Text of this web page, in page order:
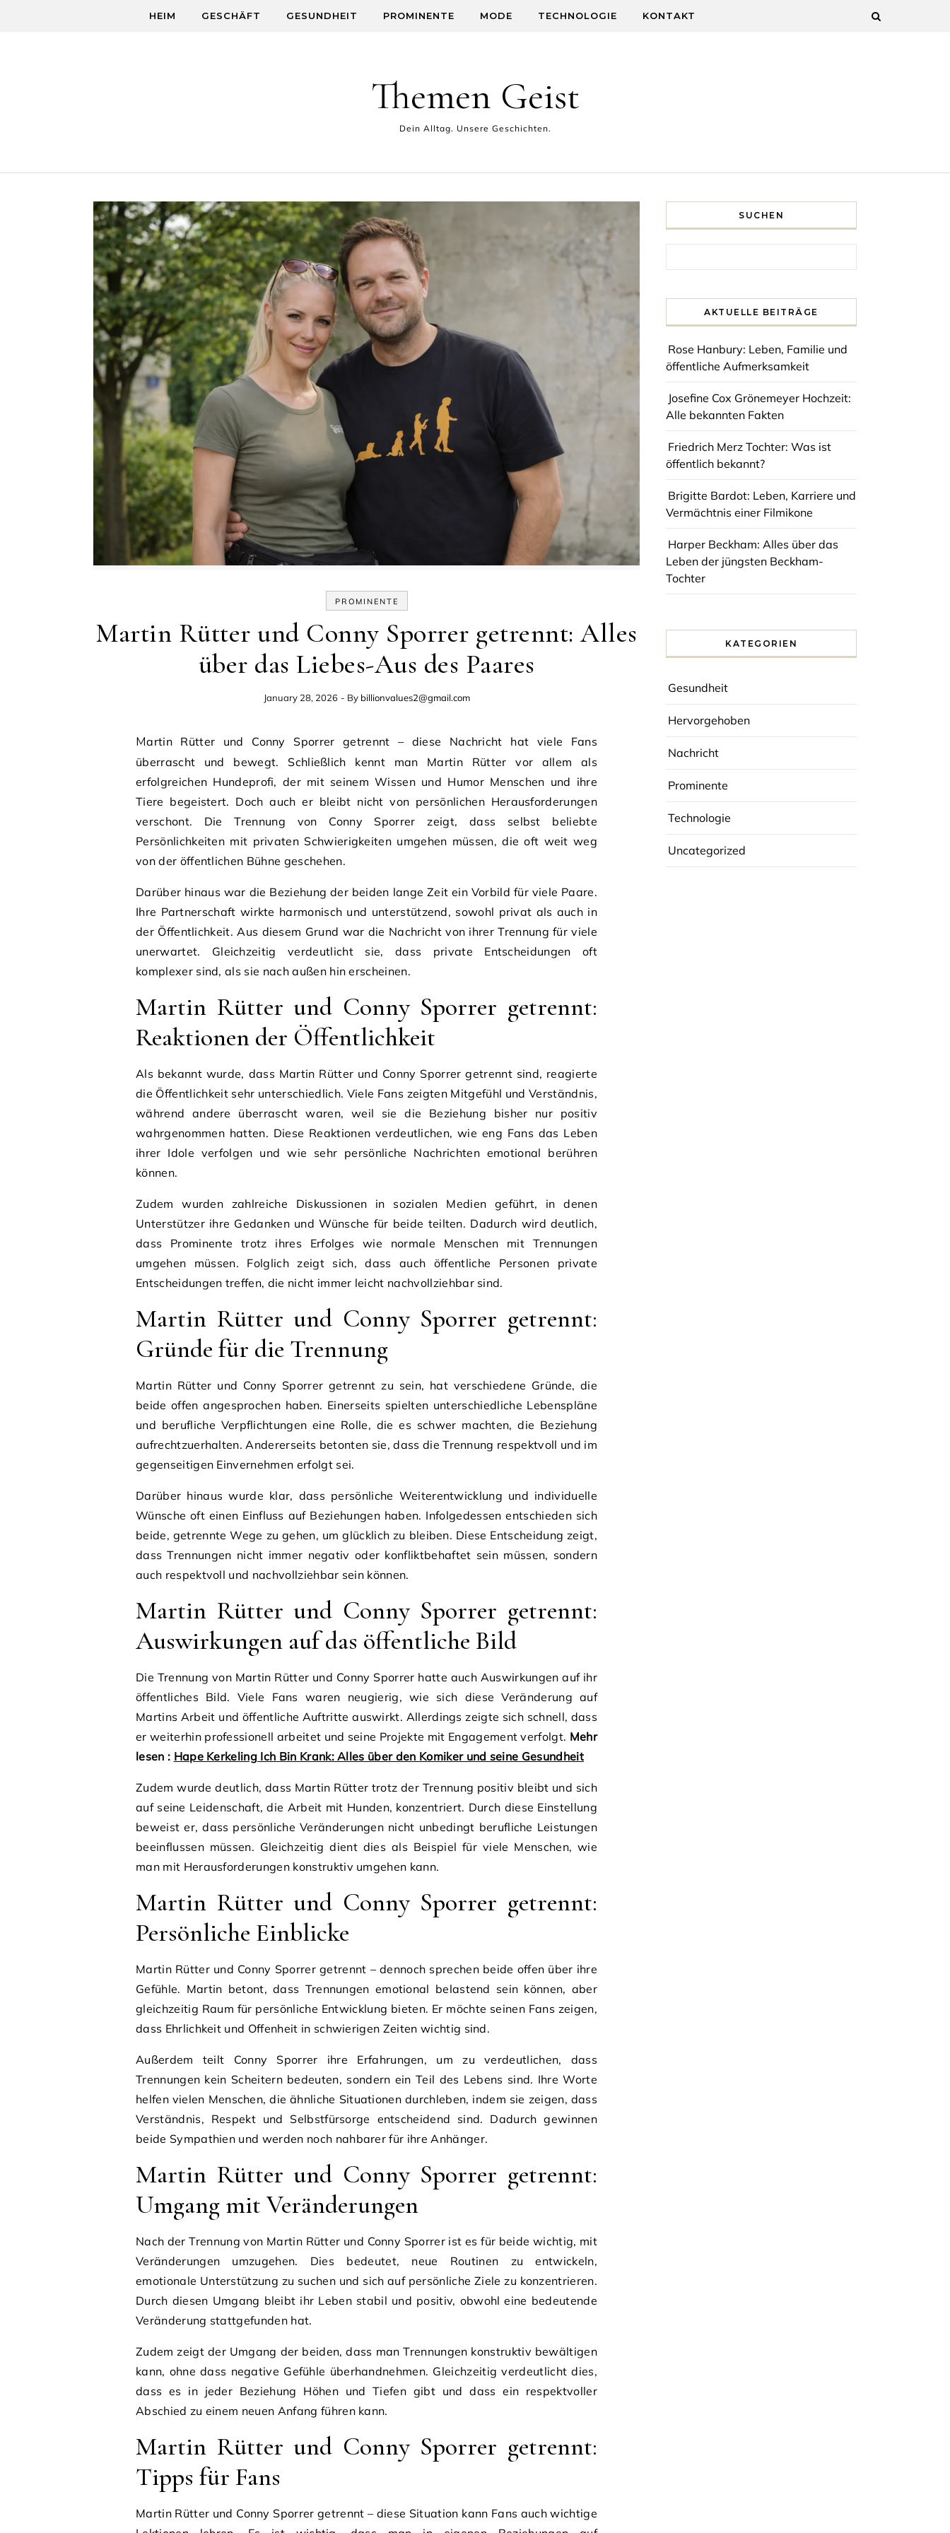
HEIM GESCHÄFT GESUNDHEIT PROMINENTE MODE TECHNOLOGIE KONTAKT
Themen Geist
Dein Alltag. Unsere Geschichten.
PROMINENTE
Martin Rütter und Conny Sporrer getrennt: Alles
über das Liebes-Aus des Paares
January 28, 2026 - By billionvalues2@gmail.com
Martin Rütter und Conny Sporrer getrennt – diese Nachricht hat viele Fans
überrascht und bewegt. Schließlich kennt man Martin Rütter vor allem als
erfolgreichen Hundeprofi, der mit seinem Wissen und Humor Menschen und ihre
Tiere begeistert. Doch auch er bleibt nicht von persönlichen Herausforderungen
verschont. Die Trennung von Conny Sporrer zeigt, dass selbst beliebte
Persönlichkeiten mit privaten Schwierigkeiten umgehen müssen, die oft weit weg
von der öffentlichen Bühne geschehen.
Darüber hinaus war die Beziehung der beiden lange Zeit ein Vorbild für viele Paare.
Ihre Partnerschaft wirkte harmonisch und unterstützend, sowohl privat als auch in
der Öffentlichkeit. Aus diesem Grund war die Nachricht von ihrer Trennung für viele
unerwartet. Gleichzeitig verdeutlicht sie, dass private Entscheidungen oft
komplexer sind, als sie nach außen hin erscheinen.
Martin Rütter und Conny Sporrer getrennt:
Reaktionen der Öffentlichkeit
Als bekannt wurde, dass Martin Rütter und Conny Sporrer getrennt sind, reagierte
die Öffentlichkeit sehr unterschiedlich. Viele Fans zeigten Mitgefühl und Verständnis,
während andere überrascht waren, weil sie die Beziehung bisher nur positiv
wahrgenommen hatten. Diese Reaktionen verdeutlichen, wie eng Fans das Leben
ihrer Idole verfolgen und wie sehr persönliche Nachrichten emotional berühren
können.
Zudem wurden zahlreiche Diskussionen in sozialen Medien geführt, in denen
Unterstützer ihre Gedanken und Wünsche für beide teilten. Dadurch wird deutlich,
dass Prominente trotz ihres Erfolges wie normale Menschen mit Trennungen
umgehen müssen. Folglich zeigt sich, dass auch öffentliche Personen private
Entscheidungen treffen, die nicht immer leicht nachvollziehbar sind.
Martin Rütter und Conny Sporrer getrennt:
Gründe für die Trennung
Martin Rütter und Conny Sporrer getrennt zu sein, hat verschiedene Gründe, die
beide offen angesprochen haben. Einerseits spielten unterschiedliche Lebenspläne
und berufliche Verpflichtungen eine Rolle, die es schwer machten, die Beziehung
aufrechtzuerhalten. Andererseits betonten sie, dass die Trennung respektvoll und im
gegenseitigen Einvernehmen erfolgt sei.
Darüber hinaus wurde klar, dass persönliche Weiterentwicklung und individuelle
Wünsche oft einen Einfluss auf Beziehungen haben. Infolgedessen entschieden sich
beide, getrennte Wege zu gehen, um glücklich zu bleiben. Diese Entscheidung zeigt,
dass Trennungen nicht immer negativ oder konfliktbehaftet sein müssen, sondern
auch respektvoll und nachvollziehbar sein können.
Martin Rütter und Conny Sporrer getrennt:
Auswirkungen auf das öffentliche Bild
Die Trennung von Martin Rütter und Conny Sporrer hatte auch Auswirkungen auf ihr
öffentliches Bild. Viele Fans waren neugierig, wie sich diese Veränderung auf
Martins Arbeit und öffentliche Auftritte auswirkt. Allerdings zeigte sich schnell, dass
er weiterhin professionell arbeitet und seine Projekte mit Engagement verfolgt. Mehr
lesen : Hape Kerkeling Ich Bin Krank: Alles über den Komiker und seine Gesundheit
Zudem wurde deutlich, dass Martin Rütter trotz der Trennung positiv bleibt und sich
auf seine Leidenschaft, die Arbeit mit Hunden, konzentriert. Durch diese Einstellung
beweist er, dass persönliche Veränderungen nicht unbedingt berufliche Leistungen
beeinflussen müssen. Gleichzeitig dient dies als Beispiel für viele Menschen, wie
man mit Herausforderungen konstruktiv umgehen kann.
Martin Rütter und Conny Sporrer getrennt:
Persönliche Einblicke
Martin Rütter und Conny Sporrer getrennt – dennoch sprechen beide offen über ihre
Gefühle. Martin betont, dass Trennungen emotional belastend sein können, aber
gleichzeitig Raum für persönliche Entwicklung bieten. Er möchte seinen Fans zeigen,
dass Ehrlichkeit und Offenheit in schwierigen Zeiten wichtig sind.
Außerdem teilt Conny Sporrer ihre Erfahrungen, um zu verdeutlichen, dass
Trennungen kein Scheitern bedeuten, sondern ein Teil des Lebens sind. Ihre Worte
helfen vielen Menschen, die ähnliche Situationen durchleben, indem sie zeigen, dass
Verständnis, Respekt und Selbstfürsorge entscheidend sind. Dadurch gewinnen
beide Sympathien und werden noch nahbarer für ihre Anhänger.
Martin Rütter und Conny Sporrer getrennt:
Umgang mit Veränderungen
Nach der Trennung von Martin Rütter und Conny Sporrer ist es für beide wichtig, mit
Veränderungen umzugehen. Dies bedeutet, neue Routinen zu entwickeln,
emotionale Unterstützung zu suchen und sich auf persönliche Ziele zu konzentrieren.
Durch diesen Umgang bleibt ihr Leben stabil und positiv, obwohl eine bedeutende
Veränderung stattgefunden hat.
Zudem zeigt der Umgang der beiden, dass man Trennungen konstruktiv bewältigen
kann, ohne dass negative Gefühle überhandnehmen. Gleichzeitig verdeutlicht dies,
dass es in jeder Beziehung Höhen und Tiefen gibt und dass ein respektvoller
Abschied zu einem neuen Anfang führen kann.
Martin Rütter und Conny Sporrer getrennt:
Tipps für Fans
Martin Rütter und Conny Sporrer getrennt – diese Situation kann Fans auch wichtige
SUCHEN
AKTUELLE BEITRÄGE
Rose Hanbury: Leben, Familie und
öffentliche Aufmerksamkeit
Josefine Cox Grönemeyer Hochzeit:
Alle bekannten Fakten
Friedrich Merz Tochter: Was ist
öffentlich bekannt?
Brigitte Bardot: Leben, Karriere und
Vermächtnis einer Filmikone
Harper Beckham: Alles über das
Leben der jüngsten Beckham-
Tochter
KATEGORIEN
Gesundheit
Hervorgehoben
Nachricht
Prominente
Technologie
Uncategorized